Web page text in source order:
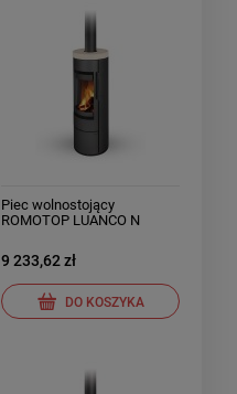
Piec wolnostojący
ROMOTOP LUANCO N
9 233,62 zł
DO KOSZYKA